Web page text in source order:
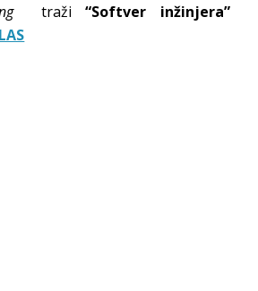
traži“Softver inžinjera”